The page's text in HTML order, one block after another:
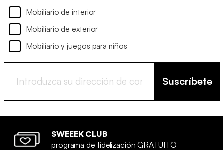
Mobiliario de interior
Mobiliario de exterior
Mobiliario y juegos para niños
Suscríbete
SWEEEK CLUB
programa de fidelización GRATUITO